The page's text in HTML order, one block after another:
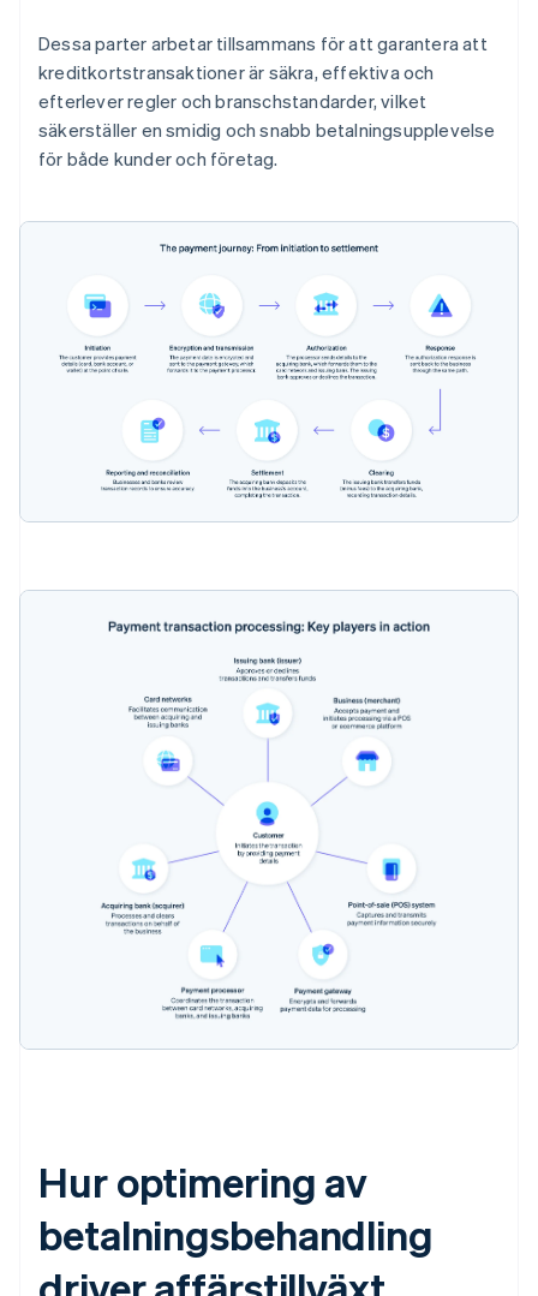
Dessa parter arbetar tillsammans för att garantera att
kreditkortstransaktioner är säkra, effektiva och
efterlever regler och branschstandarder, vilket
säkerställer en smidig och snabb betalningsupplevelse
för både kunder och företag.
Hur optimering av
betalningsbehandling